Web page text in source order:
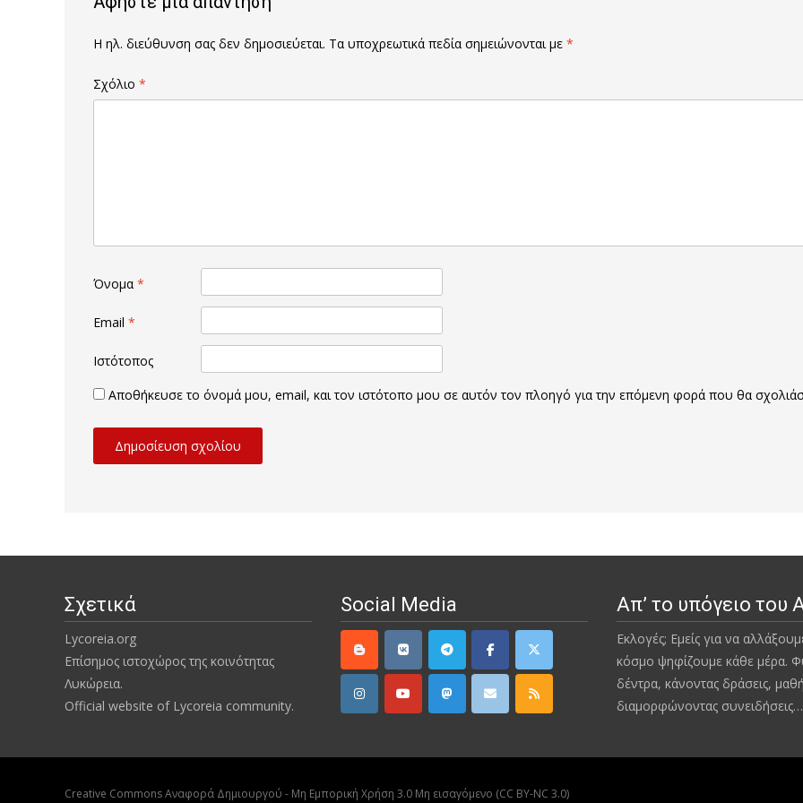
Η ηλ. διεύθυνση σας δεν δημοσιεύεται. Τα υποχρεωτικά πεδία σημειώνονται με *
Σχόλιο *
Όνομα *
Email *
Ιστότοπος
Αποθήκευσε το όνομά μου, email, και τον ιστότοπο μου σε αυτόν τον πλοηγό για την επόμενη φορά που θα
Σχετικά
Lycoreia.org
Επίσημος ιστοχώρος της κοινότητας
Λυκώρεια.
Official website of Lycoreia community.
Social Media Απ’ το υπόγειο του
Εκλογές; Εμείς για να
κόσμο ψηφίζουμε κάθε μέρα.
δέντρα, κάνοντας δράσεις,
διαμορφώνοντας συνειδήσεις…
Creative Commons Αναφορά Δημιουργού - Μη Εμπορική Χρήση 3.0 Μη εισαγόμενο (CC BY-NC 3.0)